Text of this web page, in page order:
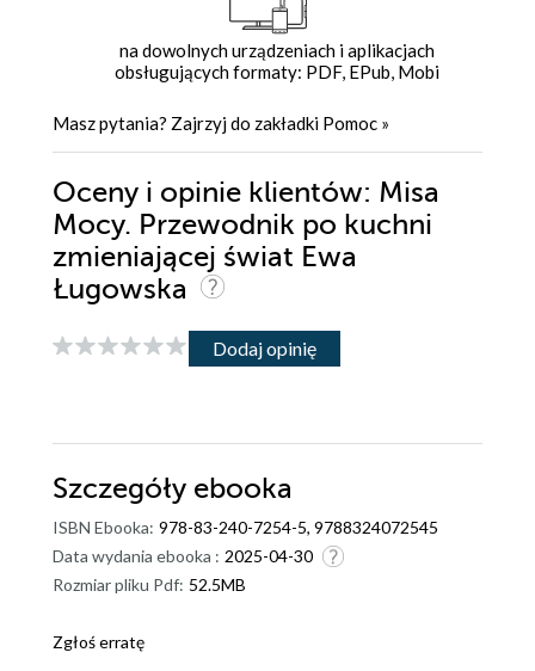
na dowolnych urządzeniach i aplikacjach
obsługujących formaty: PDF, EPub, Mobi
Masz pytania? Zajrzyj do zakładki Pomoc »
Oceny i opinie klientów: Misa
Mocy. Przewodnik po kuchni
zmieniającej świat Ewa
Ługowska
Dodaj opinię
Szczegóły ebooka
ISBN Ebooka: 978-83-240-7254-5, 9788324072545
Data wydania ebooka : 2025-04-30
Rozmiar pliku Pdf: 52.5MB
Zgłoś erratę